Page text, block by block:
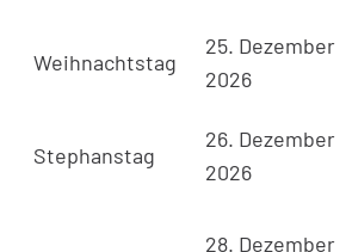
Weihnachtstag
25. Dezember
2026
Stephanstag
26. Dezember
2026
28. Dezember